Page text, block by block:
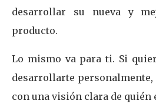
desarrollar su nueva y
producto.
Lo mismo va para ti. Si
desarrollarte personalmente,
con una visión clara de quién